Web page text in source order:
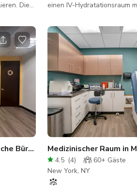
Die
die
Sie
und
einen IV-Hydratationsraum
Make-up- und
werden kann. Das Büro ist
Ihren nächsten Film
Große Ärzte- und medizinische Büros
4.5 (4) 60+ Gäste
New York, NY